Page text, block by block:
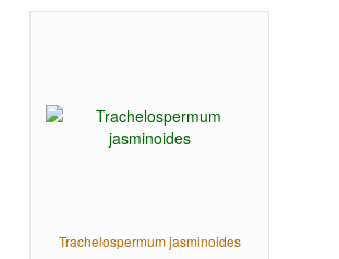
Trachelospermum jasminoides